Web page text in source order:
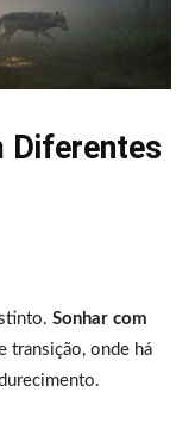
Diferentes
Sonhar com
transição, onde há